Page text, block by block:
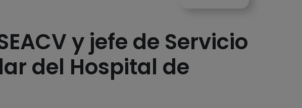
y jefe de Servicio
del Hospital de